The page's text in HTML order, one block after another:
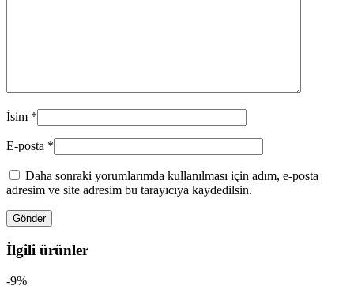
İsim *
E-posta *
Daha sonraki yorumlarımda kullanılması için adım, e-posta
adresim ve site adresim bu tarayıcıya kaydedilsin.
İlgili ürünler
-9%